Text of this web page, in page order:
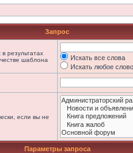
Запрос
результатах
шаблона
Искать все слова
Искать любое
если вы не
Параметры запроса